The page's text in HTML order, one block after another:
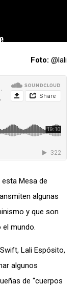
Foto: @lali
Mesa de
algunas
y que son
el mundo.
Lali Espósito,
algunos
ñas de “cuerpos